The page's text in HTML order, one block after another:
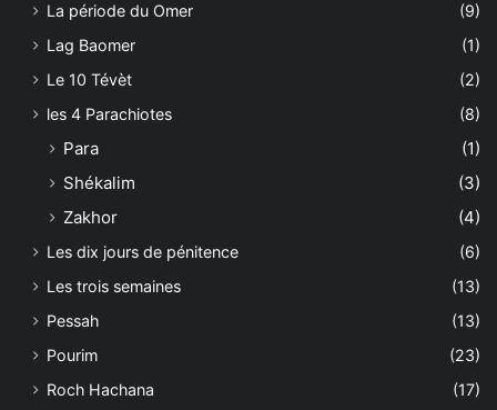
La période du Omer
(9)
Lag Baomer
(1)
Le 10 Tévèt
(2)
les 4 Parachiotes
(8)
Para
(1)
Shékalim
(3)
Zakhor
(4)
Les dix jours de pénitence
(6)
Les trois semaines
(13)
Pessah
(13)
Pourim
(23)
Roch Hachana
(17)